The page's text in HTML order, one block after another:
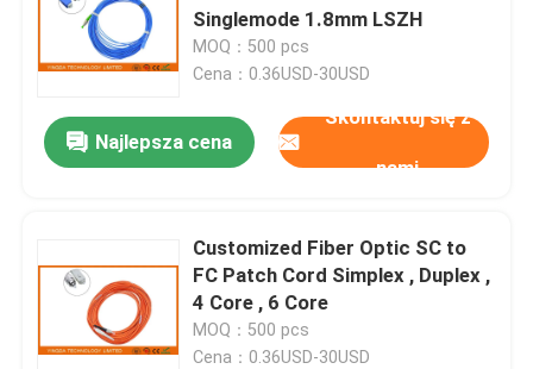
Singlemode 1.8mm LSZH
MOQ：500 pcs
Cena：0.36USD-30USD
Najlepsza cena
Skontaktuj się z
nami
Customized Fiber Optic SC to
FC Patch Cord Simplex , Duplex ,
4 Core , 6 Core
MOQ：500 pcs
Cena：0.36USD-30USD